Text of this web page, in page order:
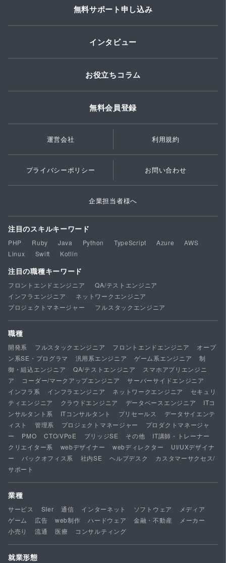
無料サポート申し込み
インタビュー
お役立ちコラム
無料会員登録
運営会社 利用規約
プライバシーポリシー お問い合わせ
企業担当者様へ
注目のスキルキーワード
PHP Ruby Java Python TypeScript Azure
AWS
Linux
Swift Kotlin
注目の職種キーワード
フロントエンドエンジニア
QA/テストエンジニア
インフラエンジニア
ネットワークエンジニア
プロジェクトマネージャー
フルスタックエンジニア
職種
開発系 フルスタックエンジニア フロントエンドエンジニア
オープ
ン系SE・プログラマ
汎用系エンジニア ゲーム系エンジニア
制
御・組込エンジニア
QA/テストエンジニア
スマホアプリエンジニ
ア
コーダー/マークアップエンジニア
サーバーサイドエンジニア
インフラ系
インフラエンジニア ネットワークエンジニア
セキュリ
ティエンジニア
クラウドエンジニア データベースエンジニア
ITコ
ンサルタント系
ITコンサルタント プリセールス
データサイエンテ
ィスト
管理系 プロジェクトマネージャー
プロダクトマネージャ
ー
PMO CTO/VPoE ブリッジSE その他
IT講師・トレーナー
クリエイター系
webデザイナー webディレクター
UI/UXデザイナ
ー
バックオフィス系 社内SE ヘルプデスク
カスタマーサクセス/
サポート
業種
サービス SIer 通信 インターネット ソフトウェア
メディア
ゲーム
広告 web制作 ハードウェア 金融・不動産
メーカー
小売り
流通 医療 コンサルティング
就業形態